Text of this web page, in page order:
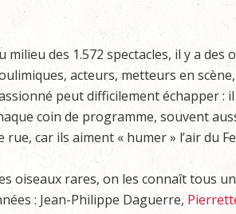
milieu des 1.572 spectacles, il y a des
acteurs, metteurs en
peut difficilement échapper :
coin de programme, souvent
rue, car ils aiment « humer » l’air du
oiseaux rares, on les connaît tous
: Jean-Philippe Daguerre,